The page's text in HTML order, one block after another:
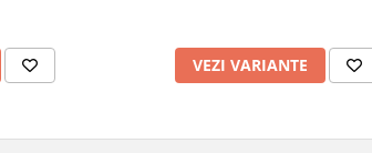
VEZI VARIANTE